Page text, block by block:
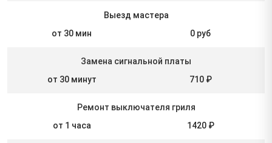
Выезд мастера
от 30 мин
0 руб
Замена сигнальной платы
от 30 минут
710 ₽
Ремонт выключателя гриля
от 1 часа
1420 ₽